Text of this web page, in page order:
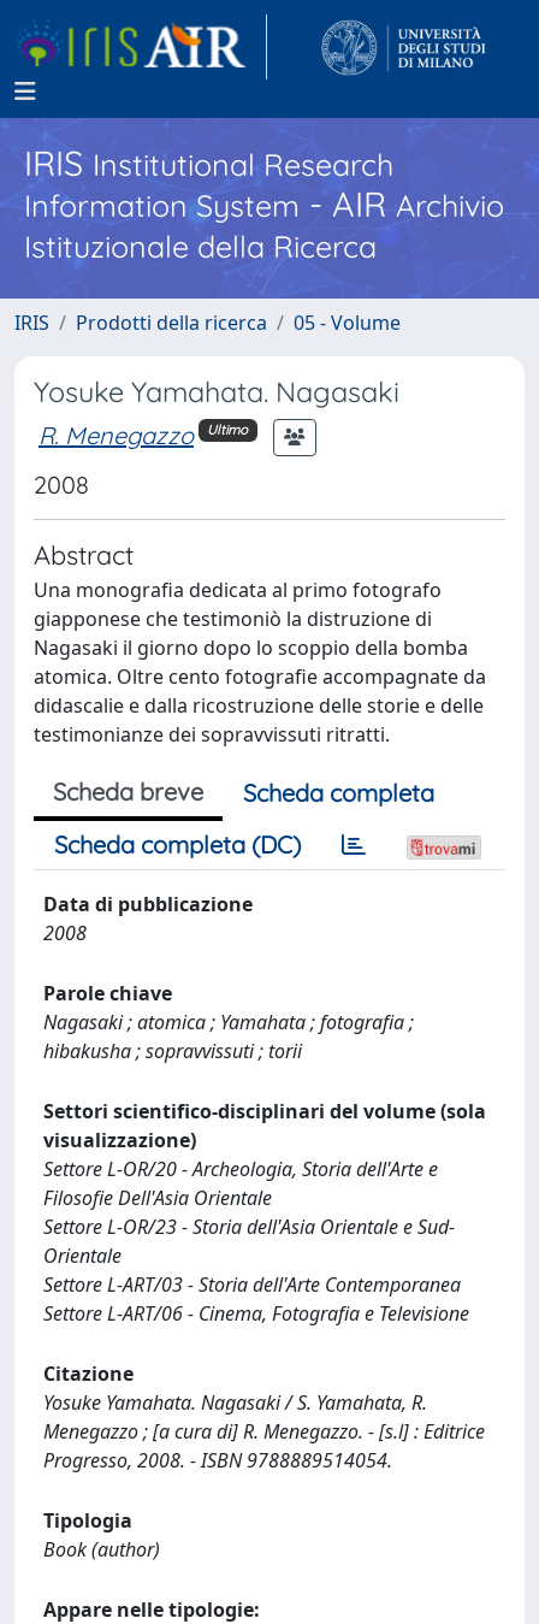
IRISInstitutional Research
Information System - AIR Archivio
Istituzionale della Ricerca
IRIS Prodotti della ricerca 05 - Volume
Yosuke Yamahata. Nagasaki
R. Menegazzo Ultimo
2008
Abstract
Una monografia dedicata al primo fotografo
giapponese che testimoniò la distruzione di
Nagasaki il giorno dopo lo scoppio della bomba
atomica. Oltre cento fotografie accompagnate da
didascalie e dalla ricostruzione delle storie e delle
testimonianze dei sopravvissuti ritratti.
Scheda breve
Scheda completa
Scheda completa (DC)
Data di pubblicazione
2008
Parole chiave
Nagasaki ; atomica ; Yamahata ; fotografia ;
hibakusha ; sopravvissuti ; torii
Settori scientifico-disciplinari del volume (sola
visualizzazione)
Settore L-OR/20 - Archeologia, Storia dell'Arte e
Filosofie Dell'Asia Orientale
Settore L-OR/23 - Storia dell'Asia Orientale e Sud-
Orientale
Settore L-ART/03 - Storia dell'Arte Contemporanea
Settore L-ART/06 - Cinema, Fotografia e Televisione
Citazione
Yosuke Yamahata. Nagasaki / S. Yamahata, R.
Menegazzo ; [a cura di] R. Menegazzo. - [s.l] : Editrice
Progresso, 2008. - ISBN 9788889514054.
Tipologia
Book (author)
Appare nelle tipologie: